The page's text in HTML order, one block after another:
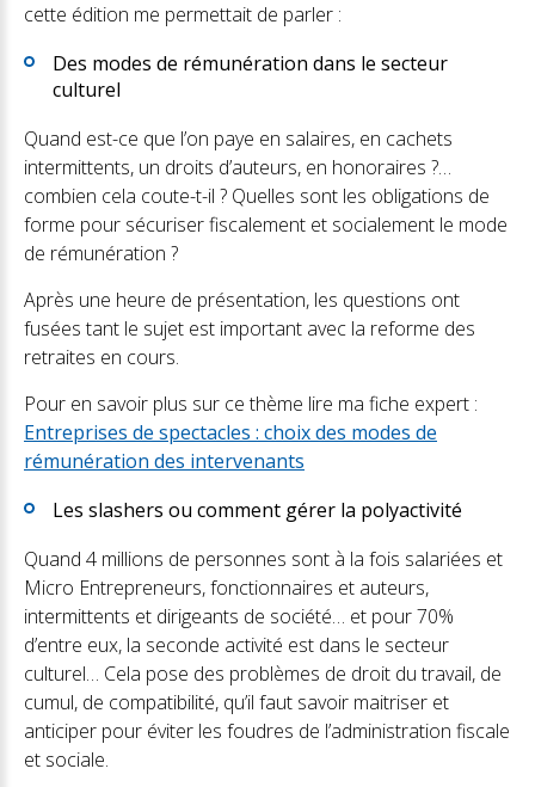
cette édition me permettait de parler :
Des modes de rémunération dans le secteur
culturel
Quand est-ce que l’on paye en salaires, en cachets
intermittents, un droits d’auteurs, en honoraires ?…
combien cela coute-t-il ? Quelles sont les obligations de
forme pour sécuriser fiscalement et socialement le mode
de rémunération ?
Après une heure de présentation, les questions ont
fusées tant le sujet est important avec la reforme des
retraites en cours.
Pour en savoir plus sur ce thème lire ma fiche expert :
Entreprises de spectacles : choix des modes de
rémunération des intervenants
Les slashers ou comment gérer la polyactivité
Quand 4 millions de personnes sont à la fois salariées et
Micro Entrepreneurs, fonctionnaires et auteurs,
intermittents et dirigeants de société… et pour 70%
d’entre eux, la seconde activité est dans le secteur
culturel… Cela pose des problèmes de droit du travail, de
cumul, de compatibilité, qu’il faut savoir maitriser et
anticiper pour éviter les foudres de l’administration fiscale
et sociale.